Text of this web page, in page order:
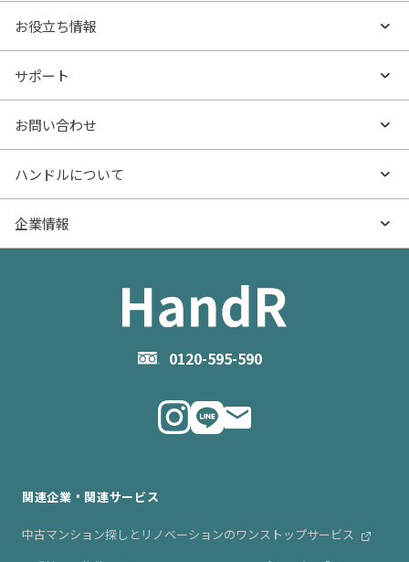
0120-595-590
沿線・駅から探す
特集から探す
価格更新した物件
物件一覧
売りたいTOP
AI査定
売却サービス
お役立ち記事（売却）
お役立ち情報
お役立ち情報TOP
- マンションの基礎知識
- マンション売却
- お金のこと
- 住まいの手引き サイトマップ
サポート
よくあるご質問
お問い合わせ
物件購入のご相談
住み替えのご相談
物件掲載に関するお問い合わせ
ハンドルについて
ハンドルとは
企業情報
関連企業・関連サービス
中古マンション探しとリノベーションのワンストップサービス